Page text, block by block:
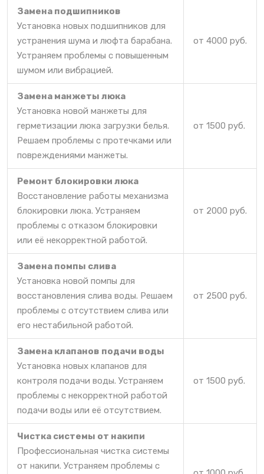
Замена подшипников
Установка новых подшипников для
устранения шума и люфта барабана.
Устраняем проблемы с повышенным
шумом или вибрацией.
от 4000 руб.
Замена манжеты люка
Установка новой манжеты для
герметизации люка загрузки белья.
Решаем проблемы с протечками или
повреждениями манжеты.
от 1500 руб.
Ремонт блокировки люка
Восстановление работы механизма
блокировки люка. Устраняем
проблемы с отказом блокировки
или её некорректной работой.
от 2000 руб.
Замена помпы слива
Установка новой помпы для
восстановления слива воды. Решаем
проблемы с отсутствием слива или
его нестабильной работой.
от 2500 руб.
Замена клапанов подачи воды
Установка новых клапанов для
контроля подачи воды. Устраняем
проблемы с некорректной работой
подачи воды или её отсутствием.
от 1500 руб.
Чистка системы от накипи
Профессиональная чистка системы
от накипи. Устраняем проблемы с